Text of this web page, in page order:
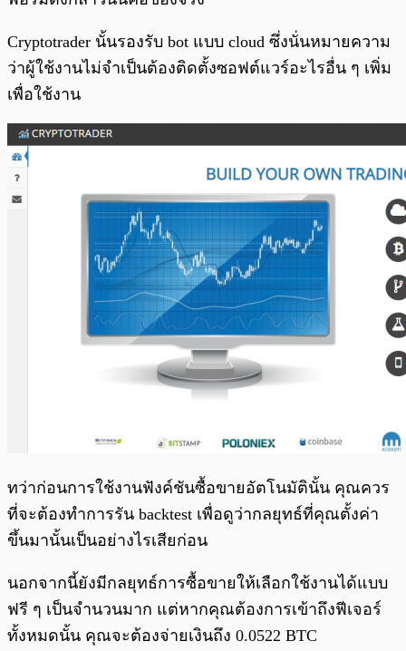
Cryptotrader นั้นรองรับ bot แบบ cloud ซึ่งนั่นหมายความ
ว่าผู้ใช้งานไม่จำเป็นต้องติดตั้งซอฟต์แวร์อะไรอื่น ๆ เพิ่ม
เพื่อใช้งาน
ทว่าก่อนการใช้งานฟังค์ชันซื้อขายอัตโนมัตินั้น คุณควร
ที่จะต้องทำการรัน backtest เพื่อดูว่ากลยุทธ์ที่คุณตั้งค่า
ขึ้นมานั้นเป็นอย่างไรเสียก่อน
นอกจากนี้ยังมีกลยุทธ์การซื้อขายให้เลือกใช้งานได้แบบ
ฟรี ๆ เป็นจำนวนมาก แต่หากคุณต้องการเข้าถึงฟีเจอร์
ทั้งหมดนั้น คุณจะต้องจ่ายเงินถึง 0.0522 BTC